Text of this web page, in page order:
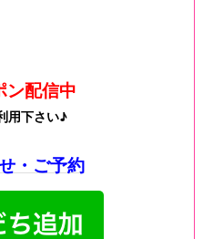
ン配信中
用下さい♪
・ご予約